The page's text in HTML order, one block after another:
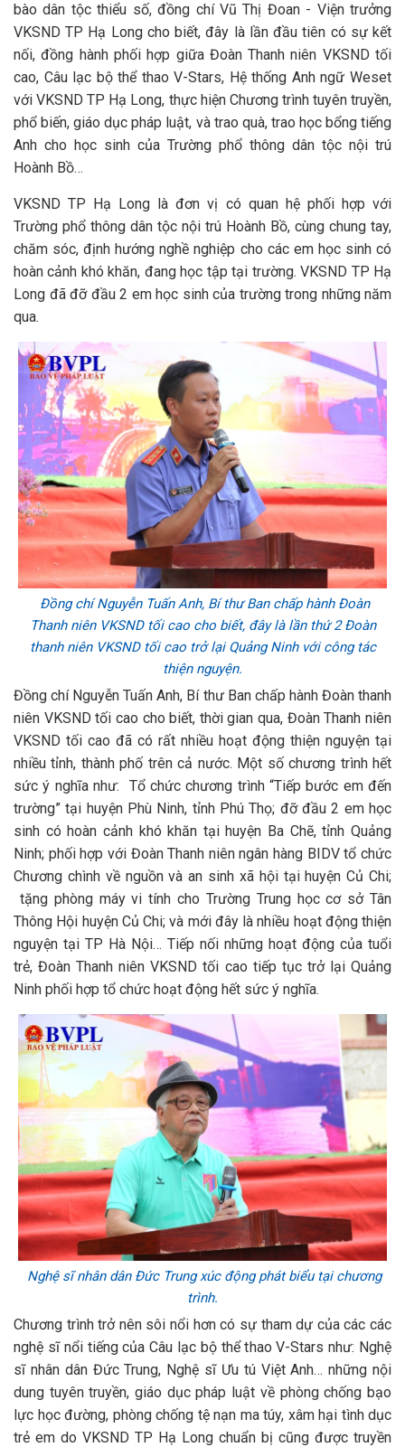
bào dân tộc thiểu số, đồng chí Vũ Thị Đoan - Viện trưởng
VKSND TP Hạ Long cho biết, đây là lần đầu tiên có sự kết
nối, đồng hành phối hợp giữa Đoàn Thanh niên VKSND tối
cao, Câu lạc bộ thể thao V-Stars, Hệ thống Anh ngữ Weset
với VKSND TP Hạ Long, thực hiện Chương trình tuyên truyền,
phổ biến, giáo dục pháp luật, và trao quà, trao học bổng tiếng
Anh cho học sinh của Trường phổ thông dân tộc nội trú
Hoành Bồ…
VKSND TP Hạ Long là đơn vị có quan hệ phối hợp với
Trường phổ thông dân tộc nội trú Hoành Bồ, cùng chung tay,
chăm sóc, định hướng nghề nghiệp cho các em học sinh có
hoàn cảnh khó khăn, đang học tập tại trường. VKSND TP Hạ
Long đã đỡ đầu 2 em học sinh của trường trong những năm
qua.
Đồng chí Nguyễn Tuấn Anh, Bí thư Ban chấp hành Đoàn
Thanh niên VKSND tối cao cho biết, đây là lần thứ 2 Đoàn
thanh niên VKSND tối cao trở lại Quảng Ninh với công tác
thiện nguyện.
Đồng chí Nguyễn Tuấn Anh, Bí thư Ban chấp hành Đoàn thanh
niên VKSND tối cao cho biết, thời gian qua, Đoàn Thanh niên
VKSND tối cao đã có rất nhiều hoạt động thiện nguyện tại
nhiều tỉnh, thành phố trên cả nước. Một số chương trình hết
sức ý nghĩa như: Tổ chức chương trình “Tiếp bước em đến
trường” tại huyện Phù Ninh, tỉnh Phú Thọ; đỡ đầu 2 em học
sinh có hoàn cảnh khó khăn tại huyện Ba Chẽ, tỉnh Quảng
Ninh; phối hợp với Đoàn Thanh niên ngân hàng BIDV tổ chức
Chương chình về nguồn và an sinh xã hội tại huyện Củ Chi;
tặng phòng máy vi tính cho Trường Trung học cơ sở Tân
Thông Hội huyện Củ Chi; và mới đây là nhiều hoạt động thiện
nguyện tại TP Hà Nội… Tiếp nối những hoạt động của tuổi
trẻ, Đoàn Thanh niên VKSND tối cao tiếp tục trở lại Quảng
Ninh phối hợp tổ chức hoạt động hết sức ý nghĩa.
Nghệ sĩ nhân dân Đức Trung xúc động phát biểu tại chương
trình.
Chương trình trở nên sôi nổi hơn có sự tham dự của các các
nghệ sĩ nổi tiếng của Câu lạc bộ thể thao V-Stars như: Nghệ
sĩ nhân dân Đức Trung, Nghệ sĩ Ưu tú Việt Anh… những nội
dung tuyên truyền, giáo dục pháp luật về phòng chống bạo
lực học đường, phòng chống tệ nạn ma túy, xâm hại tình dục
trẻ em do VKSND TP Hạ Long chuẩn bị cũng được truyền